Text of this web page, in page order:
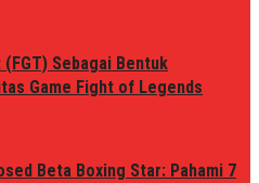
Sebagai Bentuk
Game Fight of Legends
Beta Boxing Star: Pahami 7